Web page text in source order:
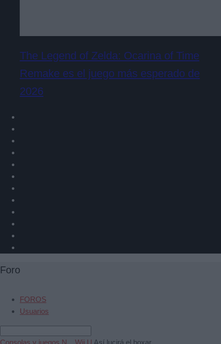
The Legend of Zelda: Ocarina of Time
Remake es el juego más esperado de
2026
Foro
FOROS
Usuarios